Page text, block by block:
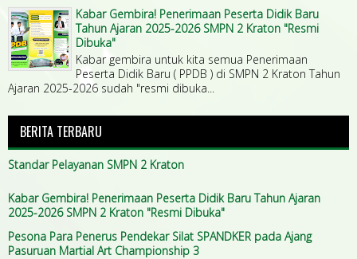
Kabar Gembira! Penerimaan Peserta Didik Baru
Tahun Ajaran 2025-2026 SMPN 2 Kraton "Resmi
Dibuka"
Kabar gembira untuk kita semua Penerimaan
Peserta Didik Baru ( PPDB ) di SMPN 2 Kraton Tahun
Ajaran 2025-2026 sudah "resmi dibuka...
BERITA TERBARU
Standar Pelayanan SMPN 2 Kraton
Kabar Gembira! Penerimaan Peserta Didik Baru Tahun Ajaran
2025-2026 SMPN 2 Kraton "Resmi Dibuka"
Pesona Para Penerus Pendekar Silat SPANDKER pada Ajang
Pasuruan Martial Art Championship 3